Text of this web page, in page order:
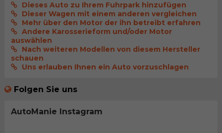
Dieses Auto zu Ihrem Fuhrpark hinzufügen
Dieser Wagen mit einem anderen vergleichen
Mehr über den Motor der ihn betreibt erfahren
Andere Karosserieform und/oder Motor
auswählen
Nach weiteren Modellen von diesem Hersteller
schauen
Uns erlauben Ihnen ein Auto vorzuschlagen
Folgen Sie uns
AutoManie Instagram